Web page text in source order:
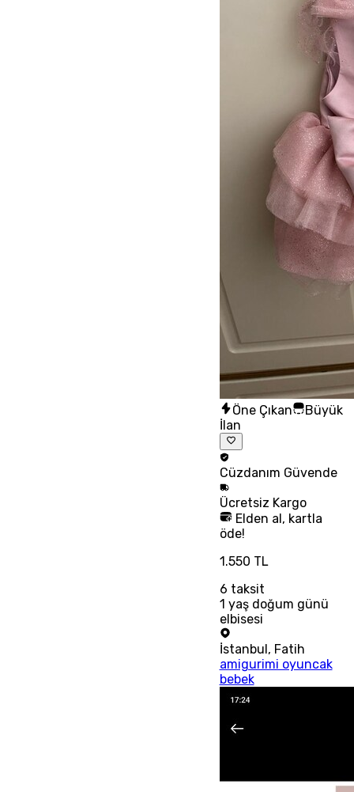
Öne Çıkan
Büyük
İlan
Cüzdanım Güvende
Ücretsiz Kargo
Elden al, kartla
öde!
1.550 TL
6 taksit
1 yaş doğum günü
elbisesi
İstanbul , Fatih
amigurimi oyuncak
bebek